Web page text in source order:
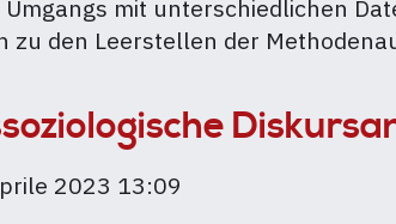
mit unterschiedlichen
zu den Leerstellen der
2023 13:09